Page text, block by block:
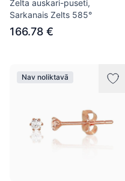
Zelta auskari-puseti,
Sarkanais Zelts 585°
166.78 €
Nav noliktavā